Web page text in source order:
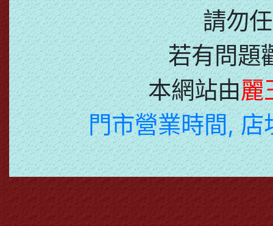
請勿
若有問題
本網站由麗
門市營業時間,